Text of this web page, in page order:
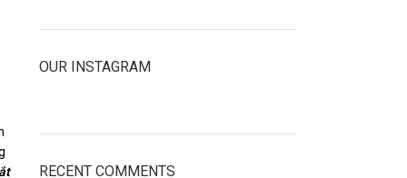
OUR INSTAGRAM
RECENT COMMENTS